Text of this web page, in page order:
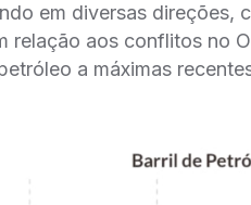
em diversas direções,
relação aos conflitos no
a máximas